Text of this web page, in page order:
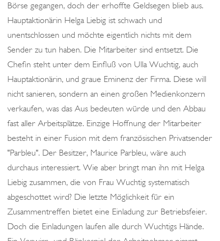
Börse gegangen, doch der erhoffte Geldsegen blieb aus.
Hauptaktionärin Helga Liebig ist schwach und
unentschlossen und möchte eigentlich nichts mit dem
Sender zu tun haben. Die Mitarbeiter sind entsetzt. Die
Chefin steht unter dem Einfluß von Ulla Wuchtig, auch
Hauptaktionärin, und graue Eminenz der Firma. Diese will
nicht sanieren, sondern an einen großen Medienkonzern
verkaufen, was das Aus bedeuten würde und den Abbau
fast aller Arbeitsplätze. Einzige Hoffnung der Mitarbeiter
besteht in einer Fusion mit dem französischen Privatsender
"Parbleu". Der Besitzer, Maurice Parbleu, wäre auch
durchaus interessiert. Wie aber bringt man ihn mit Helga
Liebig zusammen, die von Frau Wuchtig systematisch
abgeschottet wird? Die letzte Möglichkeit für ein
Zusammentreffen bietet eine Einladung zur Betriebsfeier.
Doch die Einladungen laufen alle durch Wuchtigs Hände.